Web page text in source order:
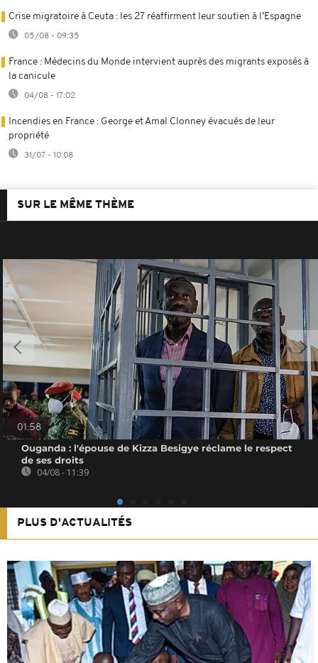
Crise migratoire à Ceuta : les 27 réaffirment leur soutien à l’Espagne
05/08 - 09:35
France : Médecins du Monde intervient auprès des migrants exposés à
la canicule
04/08 - 17:02
Incendies en France : George et Amal Clonney évacués de leur
propriété
31/07 - 10:08
SUR LE MÊME THÈME
01:58
Ouganda : l'épouse de Kizza Besigye réclame le respect
de ses droits
04/08 - 11:39
PLUS D'ACTUALITÉS